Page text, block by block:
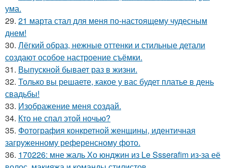
ума.
29. 21 марта стал для меня по-настоящему чудесным
днем!
30. Лёгкий образ, нежные оттенки и стильные детали
создают особое настроение съёмки.
31. Выпускной бывает раз в жизни.
32. Только вы решаете, какое у вас будет платье в день
свадьбы!
33. Изображение меня создай.
34. Кто не спал этой ночью?
35. Фотография конкретной женщины, идентичная
загруженному референсному фото.
36. 170226: мне жаль Хо юнджин из Le Ssserafim из-за её